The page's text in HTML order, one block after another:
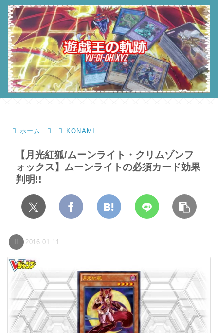
ホーム KONAMI
【月光紅狐/ムーンライト・クリムゾンフ
ォックス】ムーンライトの必須カード効果
判明!!
2016.01.11